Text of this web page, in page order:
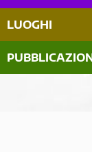
LUOGHI